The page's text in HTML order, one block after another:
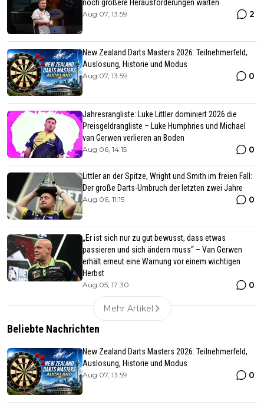
noch größere Herausforderungen warten
Aug 07, 13:59 2
New Zealand Darts Masters 2026: Teilnehmerfeld,
Auslosung, Historie und Modus
Aug 07, 13:59 0
Jahresrangliste: Luke Littler dominiert 2026 die
Preisgeldrangliste – Luke Humphries und Michael
van Gerwen verlieren an Boden
Aug 06, 14:15 0
Littler an der Spitze, Wright und Smith im freien Fall:
Der große Darts-Umbruch der letzten zwei Jahre
Aug 06, 11:15 0
„Er ist sich nur zu gut bewusst, dass etwas
passieren und sich ändern muss“ – Van Gerwen
erhält erneut eine Warnung vor einem wichtigen
Herbst
Aug 05, 17:30 0
Mehr Artikel
Beliebte Nachrichten
New Zealand Darts Masters 2026: Teilnehmerfeld,
Auslosung, Historie und Modus
Aug 07, 13:59 0